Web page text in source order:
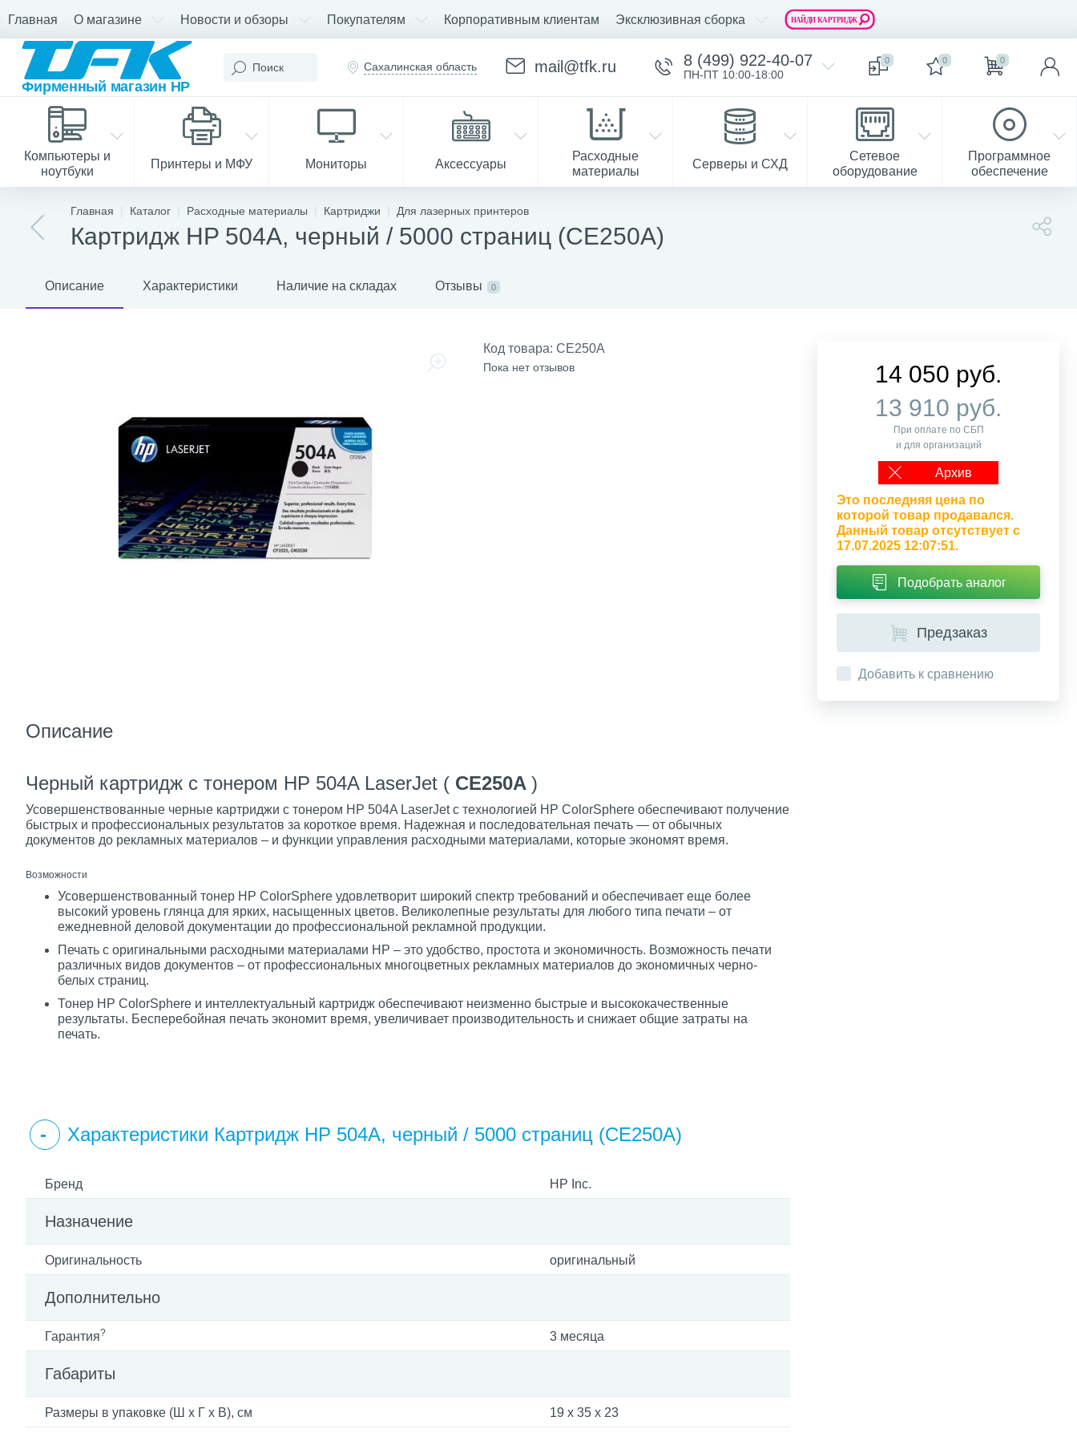
Главная О магазине Новости и обзоры Покупателям Корпоративным клиентам Эксклюзивная сборка
Сахалинская область mail@tfk.ru 8 (499) 922-40-07
ПН-ПТ 10:00-18:00
0 0 0
Компьютеры и
ноутбуки
Принтеры и МФУ Мониторы Аксессуары
Расходные
материалы
Серверы и СХД
Сетевое
оборудование
Программное
обеспечение
Запчасти
Главная Каталог Расходные материалы Картриджи Для лазерных принтеров
Картридж HP 504A, черный / 5000 страниц (CE250A)
Описание Характеристики Наличие на складах Отзывы 0
Код товара: CE250A
Пока нет отзывов
Описание
Черный картридж с тонером HP 504A LaserJet ( CE250A )
Усовершенствованные черные картриджи с тонером HP 504A LaserJet с технологией HP ColorSphere обеспечивают получение
быстрых и профессиональных результатов за короткое время. Надежная и последовательная печать — от обычных
документов до рекламных материалов – и функции управления расходными материалами, которые экономят время.
Возможности
Усовершенствованный тонер HP ColorSphere удовлетворит широкий спектр требований и обеспечивает еще более
высокий уровень глянца для ярких, насыщенных цветов. Великолепные результаты для любого типа печати – от
ежедневной деловой документации до профессиональной рекламной продукции.
Печать с оригинальными расходными материалами HP – это удобство, простота и экономичность. Возможность печати
различных видов документов – от профессиональных многоцветных рекламных материалов до экономичных черно-
белых страниц.
Тонер HP ColorSphere и интеллектуальный картридж обеспечивают неизменно быстрые и высококачественные
результаты. Бесперебойная печать экономит время, увеличивает производительность и снижает общие затраты на
печать.
Характеристики Картридж HP 504A, черный / 5000 страниц (CE250A)
Бренд HP Inc.
Назначение
Оригинальность оригинальный
Дополнительно
Гарантия? 3 месяца
Габариты
Размеры в упаковке (Ш x Г x В), см 19 x 35 x 23
14 050 руб.
13 910 руб.
При оплате по СБП
и для организаций
Архив
Это последняя цена по
которой товар продавался.
Данный товар отсутствует с
17.07.2025 12:07:51.
Подобрать аналог
Предзаказ
Добавить к сравнению